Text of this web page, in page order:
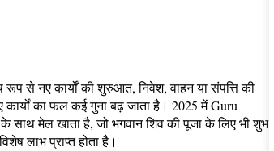
से नए कार्यों की शुरुआत, निवेश, वाहन या संपत्ति की
कार्यों का फल कई गुना बढ़ जाता है। 2025 में Guru
के साथ मेल खाता है, जो भगवान शिव की पूजा के लिए भी शुभ
लाभ प्राप्त होता है।